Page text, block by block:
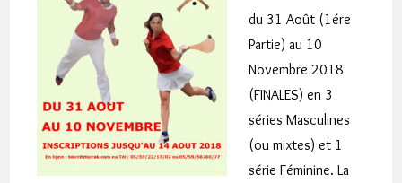
du 31 Août (1ére
Partie) au 10
Novembre 2018
(FINALES) en 3
séries Masculines
(ou mixtes) et 1
série Féminine. La